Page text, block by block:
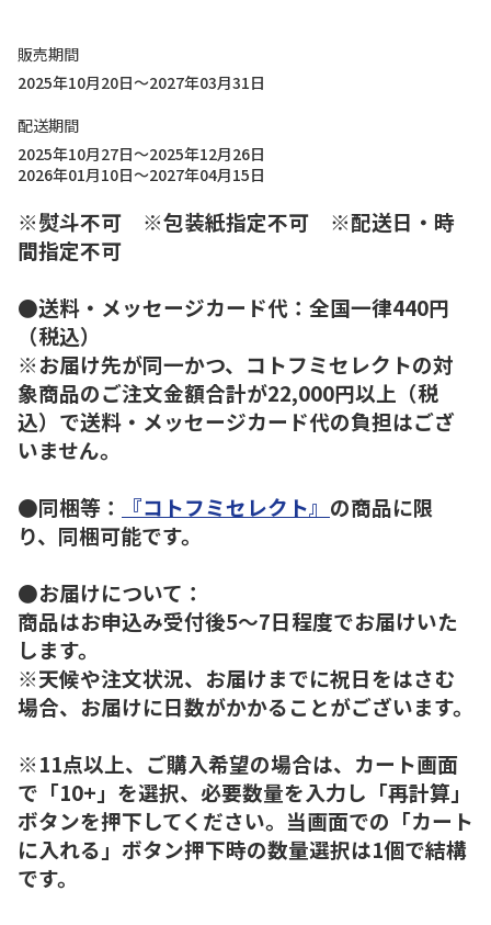
販売期間
2025年10月20日～2027年03月31日
配送期間
2025年10月27日～2025年12月26日
2026年01月10日～2027年04月15日
※熨斗不可 ※包装紙指定不可 ※配送日・時
間指定不可
●送料・メッセージカード代：全国一律440円
（税込）
※お届け先が同一かつ、コトフミセレクトの対
象商品のご注文金額合計が22,000円以上（税
込）で送料・メッセージカード代の負担はござ
いません。
●同梱等：
『コトフミセレクト』 の商品に限
り、同梱可能です。
●お届けについて：
商品はお申込み受付後5～7日程度でお届けいた
します。
※天候や注文状況、お届けまでに祝日をはさむ
場合、お届けに日数がかかることがございます。
※11点以上、ご購入希望の場合は、カート画面
で「10+」を選択、必要数量を入力し「再計算」
ボタンを押下してください。当画面での「カート
に入れる」ボタン押下時の数量選択は1個で結構
です。